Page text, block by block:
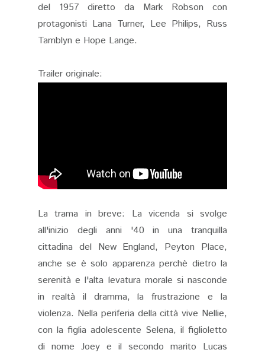
del 1957 diretto da Mark Robson con
protagonisti Lana Turner, Lee Philips, Russ
Tamblyn e Hope Lange.
Trailer originale:
La trama in breve: La vicenda si svolge
all'inizio degli anni '40 in una tranquilla
cittadina del New England, Peyton Place,
anche se è solo apparenza perchè dietro la
serenità e l'alta levatura morale si nasconde
in realtà il dramma, la frustrazione e la
violenza. Nella periferia della città vive Nellie,
con la figlia adolescente Selena, il figlioletto
di nome Joey e il secondo marito Lucas